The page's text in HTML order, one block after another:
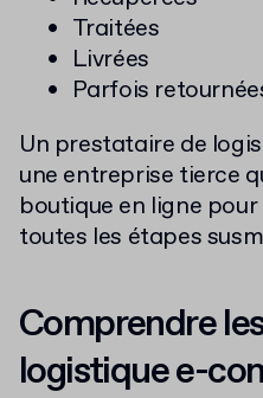
Traitées
Livrées
Parfois
Un prestataire de
une entreprise tierce
boutique en ligne
toutes les étapes
Comprendre
logistique e-